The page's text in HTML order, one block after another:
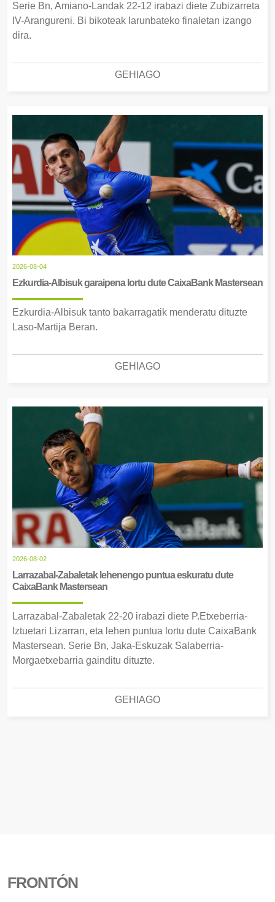
Serie Bn, Amiano-Landak 22-12 irabazi diete Zubizarreta
IV-Arangureni. Bi bikoteak larunbateko finaletan izango
dira.
GEHIAGO
2026-08-04
Ezkurdia-Albisuk garaipena lortu dute CaixaBank Mastersean
Ezkurdia-Albisuk tanto bakarragatik menderatu dituzte
Laso-Martija Beran.
GEHIAGO
2026-08-02
Larrazabal-Zabaletak lehenengo puntua eskuratu dute
CaixaBank Mastersean
Larrazabal-Zabaletak 22-20 irabazi diete P.Etxeberria-
Iztuetari Lizarran, eta lehen puntua lortu dute CaixaBank
Mastersean. Serie Bn, Jaka-Eskuzak Salaberria-
Morgaetxebarria gainditu dituzte.
GEHIAGO
FRONTÓN